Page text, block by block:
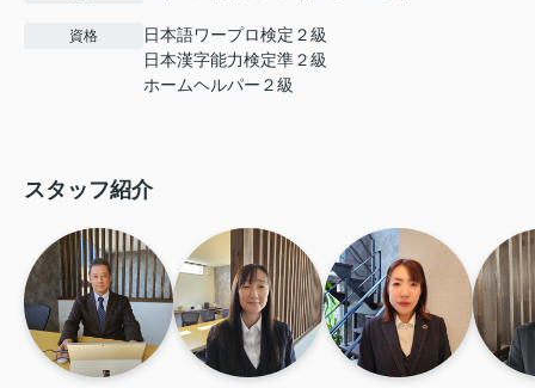
資格
日本語ワープロ検定２級
日本漢字能力検定準２級
ホームヘルパー２級
スタッフ紹介